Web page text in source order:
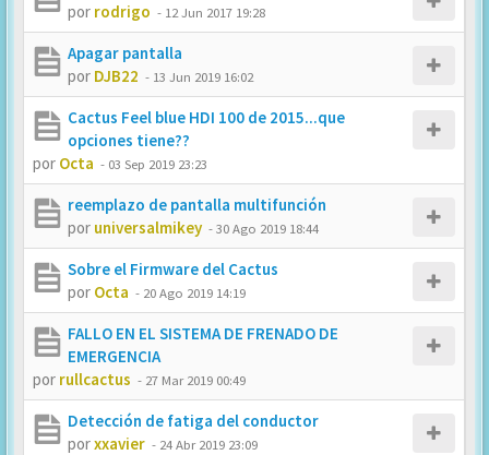
por rodrigo - 12 Jun 2017 19:28
Apagar pantalla
por DJB22 - 13 Jun 2019 16:02
Cactus Feel blue HDI 100 de 2015...que
opciones tiene??
por Octa - 03 Sep 2019 23:23
reemplazo de pantalla multifunción
por universalmikey -30 Ago 2019 18:44
Sobre el Firmware del Cactus
por Octa - 20 Ago 2019 14:19
FALLO EN EL SISTEMA DE FRENADO DE
EMERGENCIA
por rullcactus - 27 Mar 2019 00:49
Detección de fatiga del conductor
porxxavier - 24 Abr 2019 23:09